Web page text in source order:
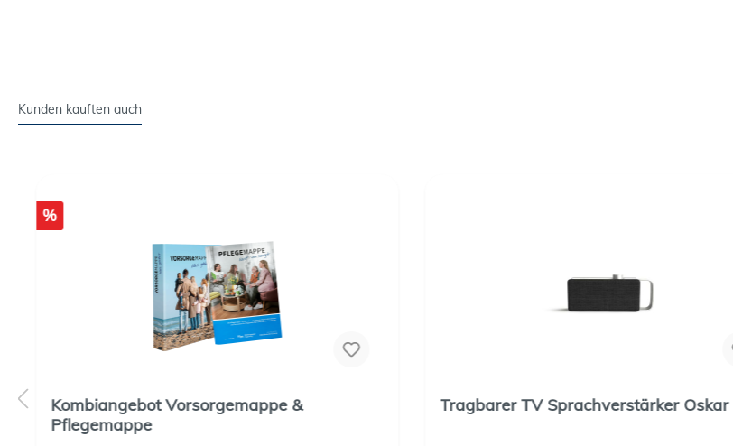
Kunden kauften auch
%
Kombiangebot Vorsorgemappe &
Pflegemappe
Tragbarer TV Sprachverstärker Oskar